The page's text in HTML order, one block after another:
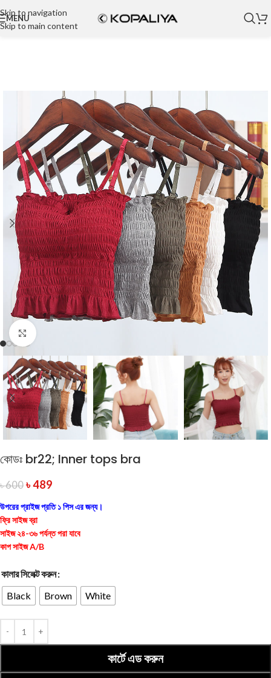
Skip to navigation
Skip to main content
MENU
Click to enlarge
কোডঃ br22; Inner tops bra
৳600 ৳489
উপরের প্রাইজ প্রতি ১ পিস এর জন্য।
ফ্রি সাইজ ব্রা
সাইজ ২৪-৩৬ পর্যন্ত পরা যাবে
কাপ সাইজ A/B
কালার সিলেক্ট করুন
Black
Brown White
কার্টে এড করুন